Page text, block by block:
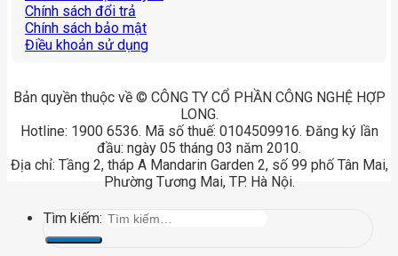
Chính sách đổi trả
Chính sách bảo mật
Điều khoản sử dụng
Bản quyền thuộc về © CÔNG TY CỔ PHẦN CÔNG NGHỆ HỢP
LONG.
Hotline: 1900 6536. Mã số thuế: 0104509916. Đăng ký lần
đầu: ngày 05 tháng 03 năm 2010.
Địa chỉ: Tầng 2, tháp A Mandarin Garden 2, số 99 phố Tân Mai,
Phường Tương Mai, TP. Hà Nội.
Tìm kiếm: